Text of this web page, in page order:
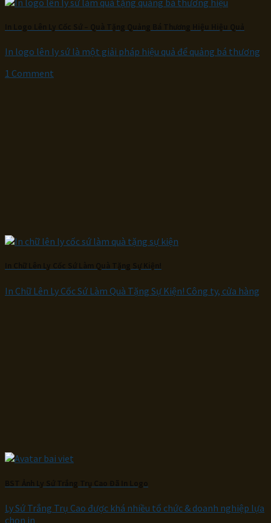
In logo lên ly sứ là một giải pháp hiệu quả để quảng bá thương
1 Comment
In Chữ Lên Ly Cốc Sứ Làm Quà Tặng Sự Kiện! Công ty, cửa hàng
Ly Sứ Trắng Trụ Cao được khá nhiều tổ chức & doanh nghiệp lựa
chọn in